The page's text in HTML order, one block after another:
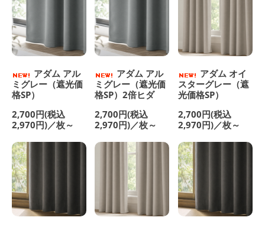
アダム アル
ミグレー（遮光価
格SP）
2,700円(税込
2,970円)／枚～
アダム アル
ミグレー（遮光価
格SP）2倍ヒダ
2,700円(税込
2,970円)／枚～
アダム オイ
スターグレー（遮
光価格SP）
2,700円(税込
2,970円)／枚～